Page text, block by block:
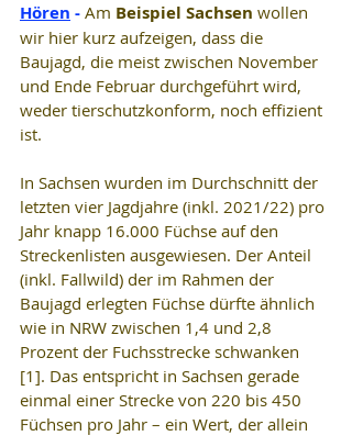
Hören - Am Beispiel Sachsen wollen
wir hier kurz aufzeigen, dass die
Baujagd, die meist zwischen November
und Ende Februar durchgeführt wird,
weder tierschutzkonform, noch effizient
ist.
In Sachsen wurden im Durchschnitt der
letzten vier Jagdjahre (inkl. 2021/22) pro
Jahr knapp 16.000 Füchse auf den
Streckenlisten ausgewiesen. Der Anteil
(inkl. Fallwild) der im Rahmen der
Baujagd erlegten Füchse dürfte ähnlich
wie in NRW zwischen 1,4 und 2,8
Prozent der Fuchsstrecke schwanken
[1]. Das entspricht in Sachsen gerade
einmal einer Strecke von 220 bis 450
Füchsen pro Jahr – ein Wert, der allein